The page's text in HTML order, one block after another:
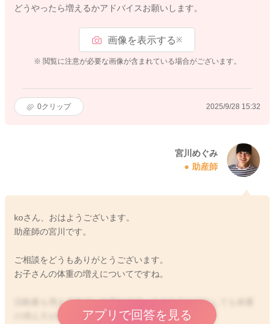
どうやったら増えるかアドバイスお願いします。
画像を表示する※
※ 閲覧に注意が必要な画像が含まれている場合がございます。
0クリップ 2025/9/28 15:32
宮川めぐみ
助産師
koさん、おはようございます。
助産師の宮川です。
ご相談をどうもありがとうございます。
お子さんの体重の増えについてですね。
活動量も増えてきている様なので、そうなるとどうしても体重
の増え方が緩やかになってしまう様に思います。
アプリで回答を見る